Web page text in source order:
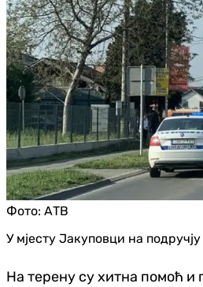
Фото: АТВ
У мјесту Јакуповци на
На терену су хитна помоћ и